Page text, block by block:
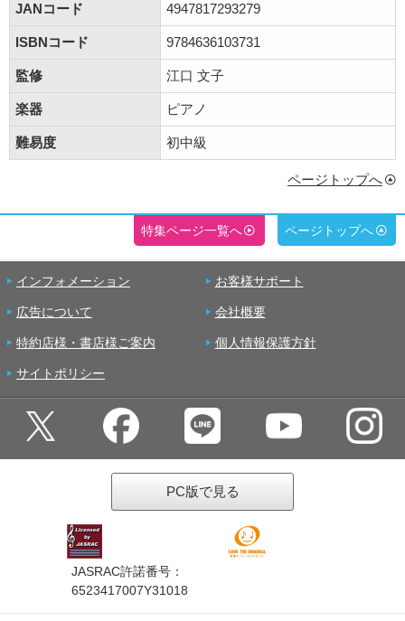
JANコード 4947817293279
ISBNコード 9784636103731
監修 江口 文子
楽器 ピアノ
難易度 初中級
ページトップへ
特集ページ一覧へ ページトップへ
インフォメーション お客様サポート
広告について 会社概要
特約店様・書店様ご案内 個人情報保護方針
サイトポリシー
PC版で見る
JASRAC許諾番号：
6523417007Y31018